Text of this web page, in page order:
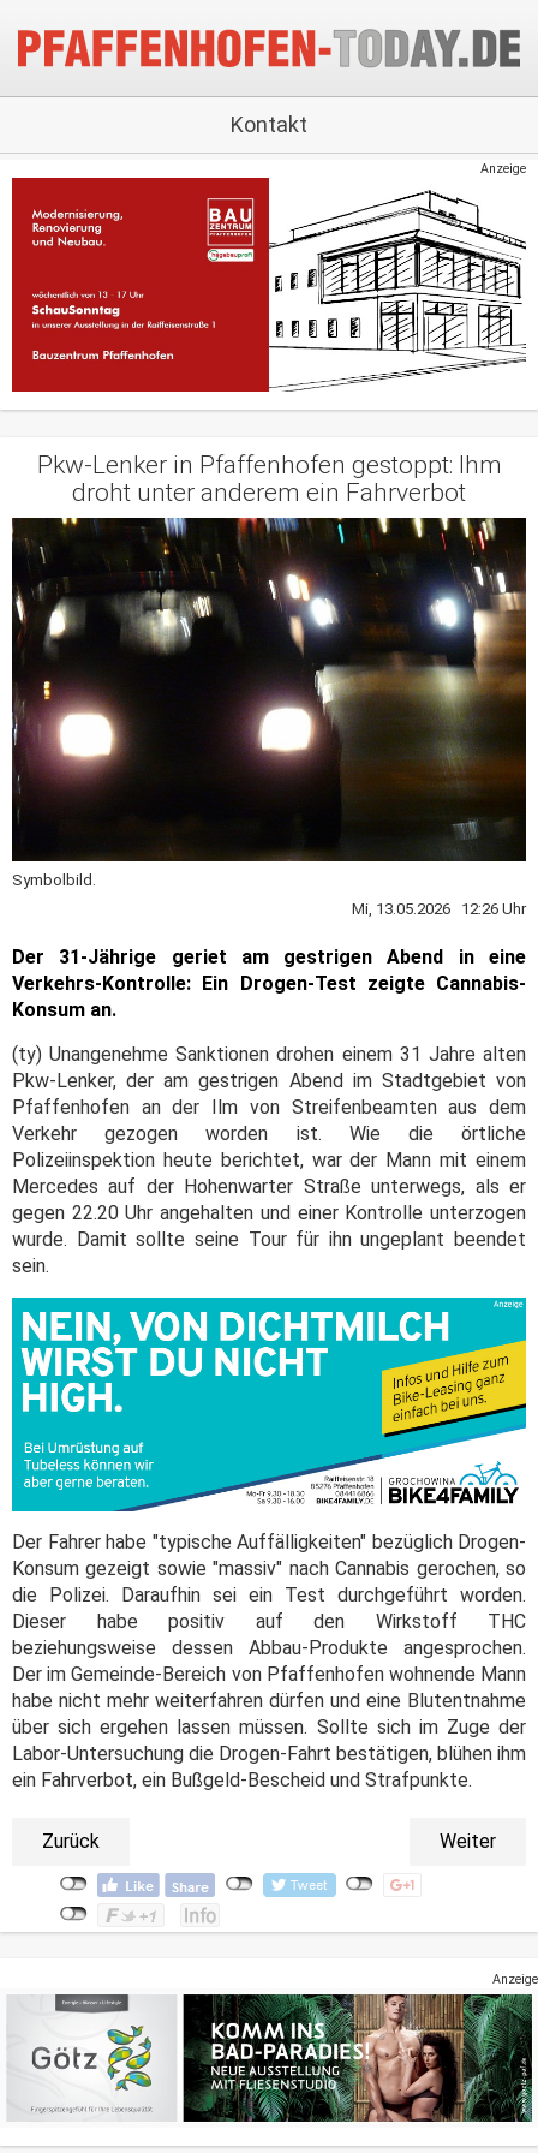
Kontakt
Anzeige
Pkw-Lenker in Pfaffenhofen gestoppt: Ihm
droht unter anderem ein Fahrverbot
Symbolbild.
Mi, 13.05.2026 12:26 Uhr
Der 31-Jährige geriet am gestrigen Abend in eine
Verkehrs-Kontrolle: Ein Drogen-Test zeigte Cannabis-
Konsum an.
(ty) Unangenehme Sanktionen drohen einem 31 Jahre alten
Pkw-Lenker, der am gestrigen Abend im Stadtgebiet von
Pfaffenhofen an der Ilm von Streifenbeamten aus dem
Verkehr gezogen worden ist. Wie die örtliche
Polizeiinspektion heute berichtet, war der Mann mit einem
Mercedes auf der Hohenwarter Straße unterwegs, als er
gegen 22.20 Uhr angehalten und einer Kontrolle unterzogen
wurde. Damit sollte seine Tour für ihn ungeplant beendet
sein.
Der Fahrer habe "typische Auffälligkeiten" bezüglich Drogen-
Konsum gezeigt sowie "massiv" nach Cannabis gerochen, so
die Polizei. Daraufhin sei ein Test durchgeführt worden.
Dieser habe positiv auf den Wirkstoff THC
beziehungsweise dessen Abbau-Produkte angesprochen.
Der im Gemeinde-Bereich von Pfaffenhofen wohnende Mann
habe nicht mehr weiterfahren dürfen und eine Blutentnahme
über sich ergehen lassen müssen. Sollte sich im Zuge der
Labor-Untersuchung die Drogen-Fahrt bestätigen, blühen ihm
ein Fahrverbot, ein Bußgeld-Bescheid und Strafpunkte.
Zurück Weiter
Anzeige